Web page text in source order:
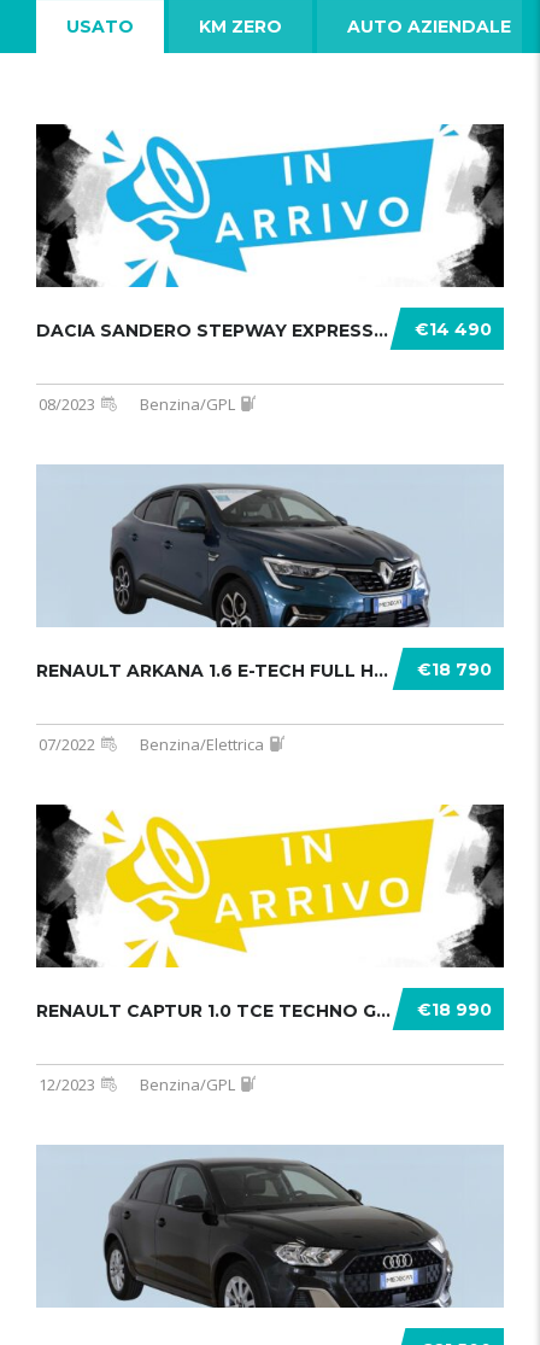
USATO KM ZERO AUTO AZIENDALE
€14 490
DACIA SANDERO STEPWAY EXPRESSION MY .......
08/2023 Benzina/GPL
€18 790
RENAULT ARKANA 1.6 E-TECH FULL HYBR .......
07/2022 Benzina/Elettrica
€18 990
RENAULT CAPTUR 1.0 TCE TECHNO GPL 1 .......
12/2023 Benzina/GPL